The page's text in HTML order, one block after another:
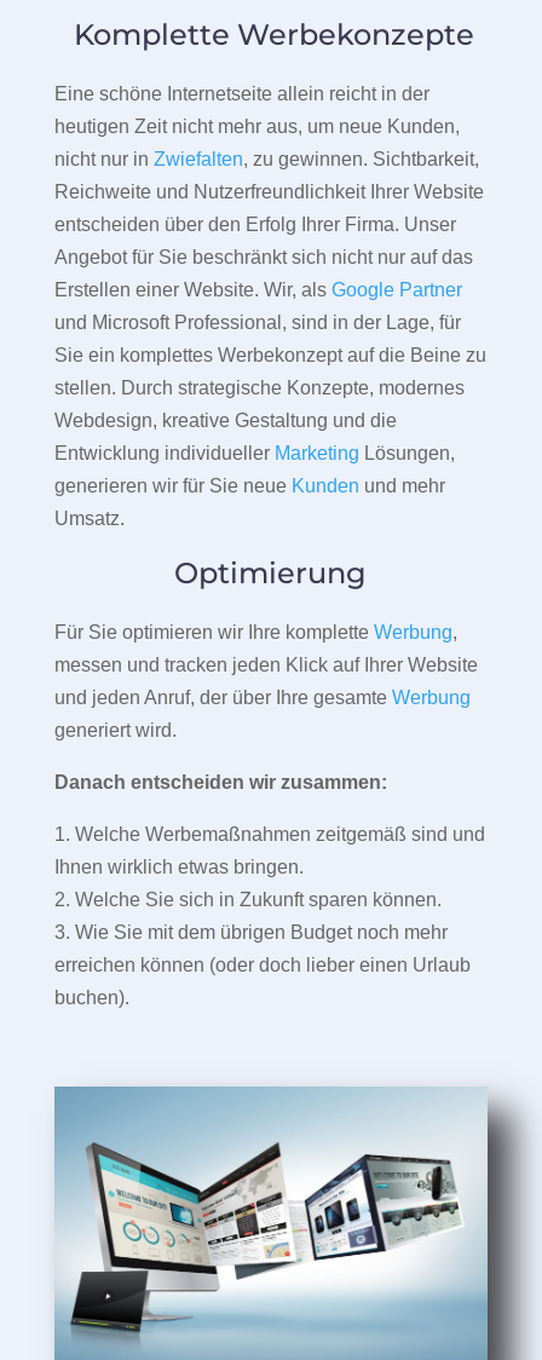
Komplette Werbekonzepte
Eine schöne Internetseite allein reicht in der
heutigen Zeit nicht mehr aus, um neue Kunden,
nicht nur in Zwiefalten, zu gewinnen. Sichtbarkeit,
Reichweite und Nutzerfreundlichkeit Ihrer Website
entscheiden über den Erfolg Ihrer Firma. Unser
Angebot für Sie beschränkt sich nicht nur auf das
Erstellen einer Website. Wir, als Google Partner
und Microsoft Professional, sind in der Lage, für
Sie ein komplettes Werbekonzept auf die Beine zu
stellen. Durch strategische Konzepte, modernes
Webdesign, kreative Gestaltung und die
Entwicklung individueller Marketing Lösungen,
generieren wir für Sie neue Kunden und mehr
Umsatz.
Optimierung
Für Sie optimieren wir Ihre komplette Werbung,
messen und tracken jeden Klick auf Ihrer Website
und jeden Anruf, der über Ihre gesamte Werbung
generiert wird.
Danach entscheiden wir zusammen:
1. Welche Werbemaßnahmen zeitgemäß sind und
Ihnen wirklich etwas bringen.
2. Welche Sie sich in Zukunft sparen können.
3. Wie Sie mit dem übrigen Budget noch mehr
erreichen können (oder doch lieber einen Urlaub
buchen).